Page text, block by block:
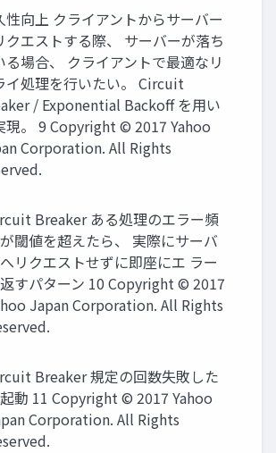
性向上 クライアントからサーバー
クエストする際、 サーバーが落ち
る場合、 クライアントで最適なリ
イ処理を行いたい。 Circuit
/ Exponential Backoff を用い
現。 9 Copyright © 2017 Yahoo
Corporation. All Rights
Breaker ある処理のエラー頻
閾値を超えたら、 実際にサーバ
リクエストせずに即座にエ ラー
すパターン 10 Copyright © 2017
Japan Corporation. All Rights
Breaker 規定の回数失敗した
動 11 Copyright © 2017 Yahoo
Corporation. All Rights